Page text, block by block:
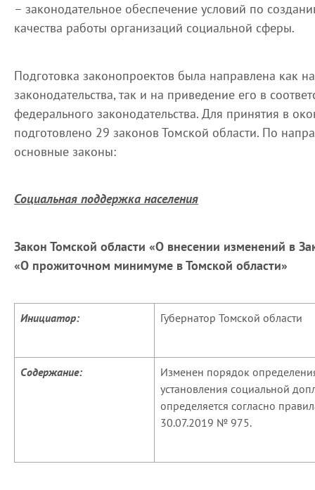
– законодательное обеспечение условий по
качества работы организаций социальной сферы.
Подготовка законопроектов была направлена как
законодательства, так и на приведение его в
федерального законодательства. Для принятия в
подготовлено 29 законов Томской области. По
основные законы:
Социальная поддержка населения
Закон Томской области «О внесении изменений в
«О прожиточном минимуме в Томской области»
Инициатор: Губернатор Томской области
Содержание:
Изменен порядок
установления социальной
определяется согласно
30.07.2019 № 975.